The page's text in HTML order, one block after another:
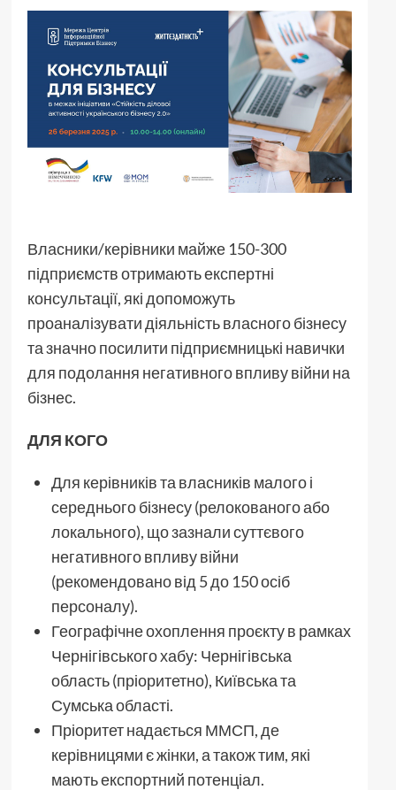
Власники/керівники майже 150-300
підприємств отримають експертні
консультації, які допоможуть
проаналізувати діяльність власного бізнесу
та значно посилити підприємницькі навички
для подолання негативного впливу війни на
бізнес.
ДЛЯ КОГО
Для керівників та власників малого і
середнього бізнесу (релокованого або
локального), що зазнали суттєвого
негативного впливу війни
(рекомендовано від 5 до 150 осіб
персоналу).
Географічне охоплення проєкту в рамках
Чернігівського хабу: Чернігівська
область (пріоритетно), Київська та
Сумська області.
Пріоритет надається ММСП, де
керівницями є жінки, а також тим, які
мають експортний потенціал.